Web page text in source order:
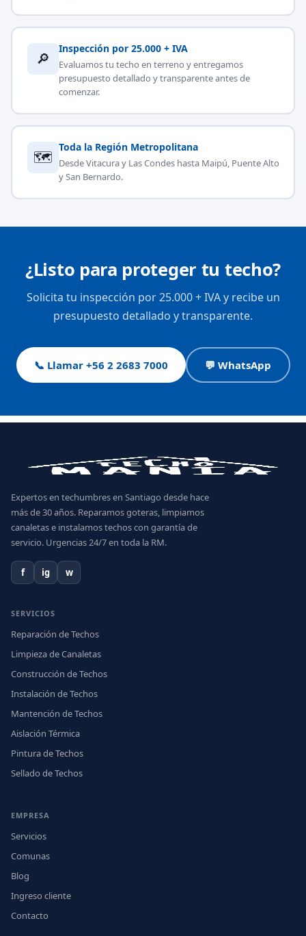
🔎
Inspección por 25.000 + IVA
Evaluamos tu techo en terreno y entregamos
presupuesto detallado y transparente antes de
comenzar.
🗺
Toda la Región Metropolitana
Desde Vitacura y Las Condes hasta Maipú, Puente Alto
y San Bernardo.
¿Listo para proteger tu techo?
Solicita tu inspección por 25.000 + IVA y recibe un
presupuesto detallado y transparente.
📞 Llamar +56 2 2683 7000 💬 WhatsApp
Expertos en techumbres en Santiago desde hace
más de 30 años. Reparamos goteras, limpiamos
canaletas e instalamos techos con garantía de
servicio. Urgencias 24/7 en toda la RM.
f ig w
SERVICIOS
Reparación de Techos
Limpieza de Canaletas
Construcción de Techos
Instalación de Techos
Mantención de Techos
Aislación Térmica
Pintura de Techos
Sellado de Techos
EMPRESA
Servicios
Comunas
Blog
Ingreso cliente
Contacto